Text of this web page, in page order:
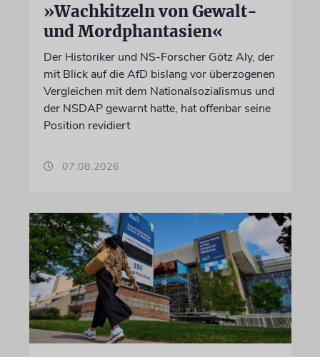
»Wachkitzeln von Gewalt-
und Mordphantasien«
Der Historiker und NS-Forscher Götz Aly, der
mit Blick auf die AfD bislang vor überzogenen
Vergleichen mit dem Nationalsozialismus und
der NSDAP gewarnt hatte, hat offenbar seine
Position revidiert
07.08.2026